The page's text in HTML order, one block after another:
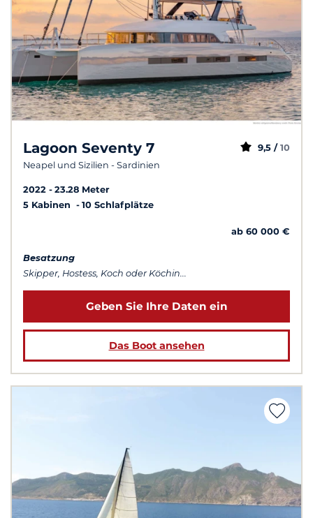
Lagoon Seventy 7
Neapel und Sizilien - Sardinien
9,5 / 10
2022
23.28 Meter
5 Kabinen
10 Schlafplätze
ab 60 000 €
Besatzung
Skipper, Hostess, Koch oder Köchin...
Geben Sie Ihre Daten ein
Das Boot ansehen